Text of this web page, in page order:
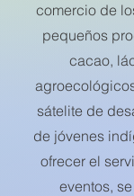
comercio de
pequeños
cacao,
sátelite de
de jóvenes
ofrecer el
eventos,